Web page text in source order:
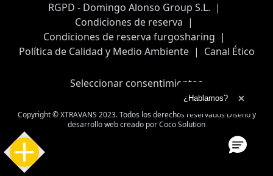
RGPD - Domingo Alonso Group S.L. |
Condiciones de reserva |
Condiciones de reserva furgosharing |
Política de Calidad y Medio Ambiente | Canal Ético
Seleccionar consentimientos
Copyright © XTRAVANS 2023. Todos los derechos reservados Diseño y
desarrollo web creado porCoco Solution
¿Hablamos?
Ampliar el texto
Cerrar